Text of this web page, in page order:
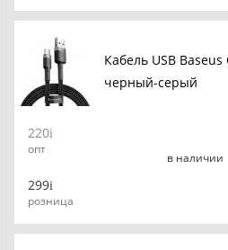
Кабель USB
черный-серый
220
опт
299
розница
в наличии